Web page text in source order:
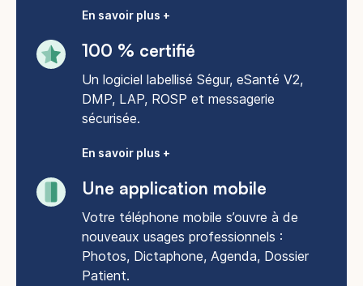
En savoir plus +
100 % certifié
Un logiciel labellisé Ségur, eSanté V2,
DMP, LAP, ROSP et messagerie
sécurisée.
En savoir plus +
Une application mobile
Votre téléphone mobile s’ouvre à de
nouveaux usages professionnels :
Photos, Dictaphone, Agenda, Dossier
Patient.